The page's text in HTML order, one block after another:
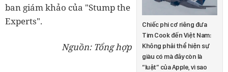
Chiếc phi cơ riêng đưa
Tim Cook đến Việt Nam:
Không phải thể hiện sự
giàu có mà đây còn là
“luật” của Apple, vì sao
ban giám khảo của "Stump the
Experts".
Nguồn: Tổng hợp